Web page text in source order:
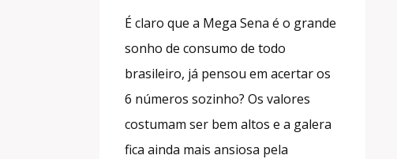
É claro que a Mega Sena é o grande
sonho de consumo de todo
brasileiro, já pensou em acertar os
6 números sozinho? Os valores
costumam ser bem altos e a galera
fica ainda mais ansiosa pela